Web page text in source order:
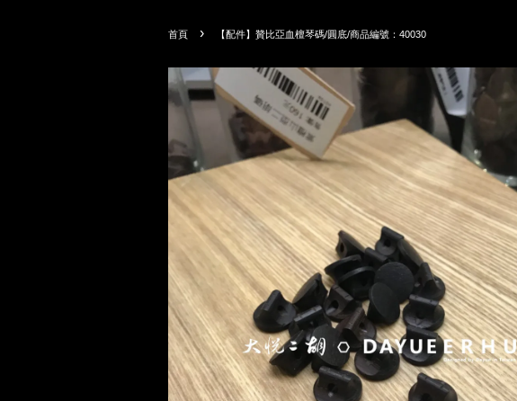
首頁 › 【配件】贊比亞血檀琴碼/圓底/商品編號：40030